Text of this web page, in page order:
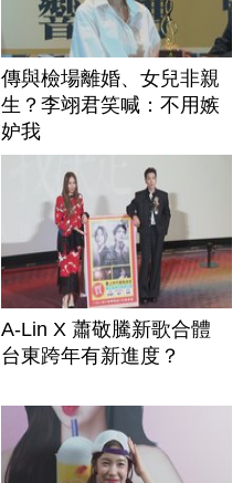
傳與檢場離婚、女兒非親
生？李翊君笑喊：不用嫉
妒我
A-Lin X 蕭敬騰新歌合體
台東跨年有新進度？